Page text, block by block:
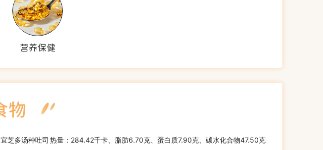
营养保健
宜芝多汤种吐司 热量：284.42千卡、脂肪6.70克、蛋白质7.90克、碳水化合物47.50克